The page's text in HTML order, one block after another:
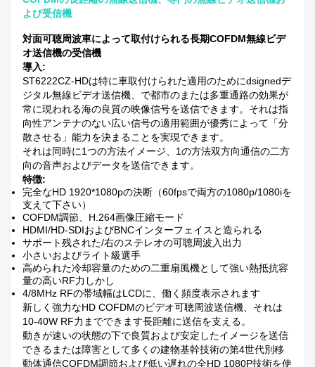
よび受信機
対面可聴周波車によって取付けられる長期COFDM無線ビデ
オ送信機の受信機
導入:
ST6222CZ-HDは特に車取付けられた適用のためにdsignedデ
ジタル無線ビデオ送信機、で都市のまたは多重通路の効果が
常に現われる海の良質の映像信号を送信できます。それは指
向性アンテナのない広い信号の適用範囲が優秀によって「分
散させる」能力を決まることを実現できます。
それは同時に1つの方法イメージ、1の方法双方向通信の二方
向の音声およびデータを送信できます。
特徴:
完全なHD 1920*1080pの決断（60fpsで両方の1080p/1080iを
支えて下さい）
COFDM調節、H.264画像圧縮モード
HDMI/HD-SDIおよびBNCインターフェイスと造られる
サポート残された/右のステレオの可聴周波入出力
小さいおよびライト級選手
高められた冷却容量のための二重扇風機として強い熱抵抗容
量の高いRF力しかし
4/8MHz RFの帯域幅はLCDに、働く頻度表示されます
新しく強力なHD COFDMのビデオ可聴周波送信機、それは
10-40W RF力までできます長距離に送信を支える。
動きが速いの状態の下で良質および安定したイメージを送信
できるまたは障害として多くの建物基幹技術の第4世代別移
動体通信COFDM調節および低い遅れの全HD 1080P技術を使